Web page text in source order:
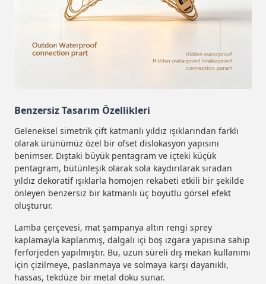
Benzersiz Tasarım Özellikleri
Geleneksel simetrik çift katmanlı yıldız ışıklarından farklı
olarak ürünümüz özel bir ofset dislokasyon yapısını
benimser. Dıştaki büyük pentagram ve içteki küçük
pentagram, bütünleşik olarak sola kaydırılarak sıradan
yıldız dekoratif ışıklarla homojen rekabeti etkili bir şekilde
önleyen benzersiz bir katmanlı üç boyutlu görsel efekt
oluşturur.
Lamba çerçevesi, mat şampanya altın rengi sprey
kaplamayla kaplanmış, dalgalı içi boş ızgara yapısına sahip
ferforjeden yapılmıştır. Bu, uzun süreli dış mekan kullanımı
için çizilmeye, paslanmaya ve solmaya karşı dayanıklı,
hassas, tekdüze bir metal doku sunar.